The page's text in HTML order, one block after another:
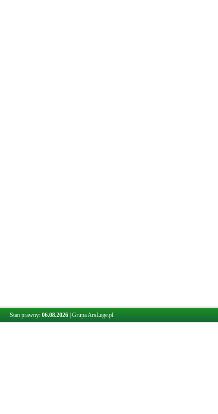
Stan prawny: 06.08.2026 Grupa ArsLege.pl